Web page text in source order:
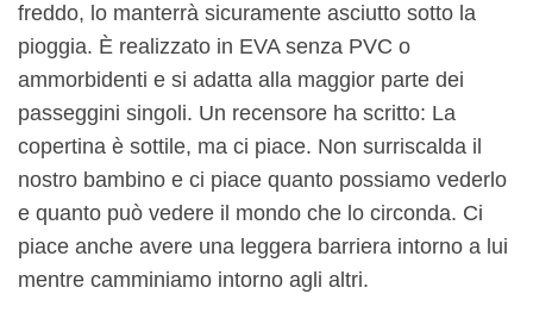
freddo, lo manterrà sicuramente asciutto sotto la
pioggia. È realizzato in EVA senza PVC o
ammorbidenti e si adatta alla maggior parte dei
passeggini singoli. Un recensore ha scritto: La
copertina è sottile, ma ci piace. Non surriscalda il
nostro bambino e ci piace quanto possiamo vederlo
e quanto può vedere il mondo che lo circonda. Ci
piace anche avere una leggera barriera intorno a lui
mentre camminiamo intorno agli altri.